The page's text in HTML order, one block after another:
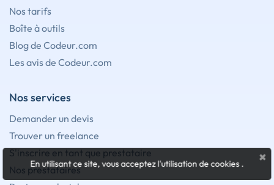
Nos tarifs
Boîte à outils
Blog de Codeur.com
Les avis de Codeur.com
Nos services
Demander un devis
Trouver un freelance
S'inscrire en tant que prestataire
Nos prestataires
×
En utilisant ce site, vous acceptez l'utilisation de cookies.